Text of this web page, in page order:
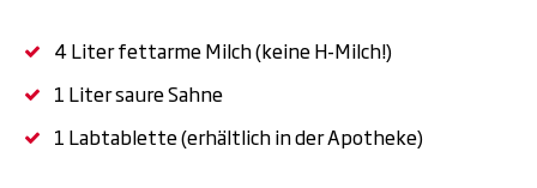
4 Liter fettarme Milch (keine H-Milch!)
1 Liter saure Sahne
1 Labtablette (erhältlich in der Apotheke)